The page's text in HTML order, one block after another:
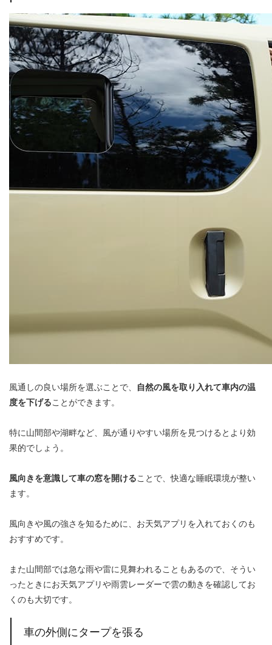
風通しの良い場所を選ぶことで、 自然の風を取り入れて車内の温
度を下げることができます。
特に山間部や湖畔など、風が通りやすい場所を見つけるとより効
果的でしょう。
風向きを意識して車の窓を開けることで、快適な睡眠環境が整い
ます。
風向きや風の強さを知るために、お天気アプリを入れておくのも
おすすめです。
また山間部では急な雨や雷に見舞われることもあるので、そうい
ったときにお天気アプリや雨雲レーダーで雲の動きを確認してお
くのも大切です。
車の外側にタープを張る